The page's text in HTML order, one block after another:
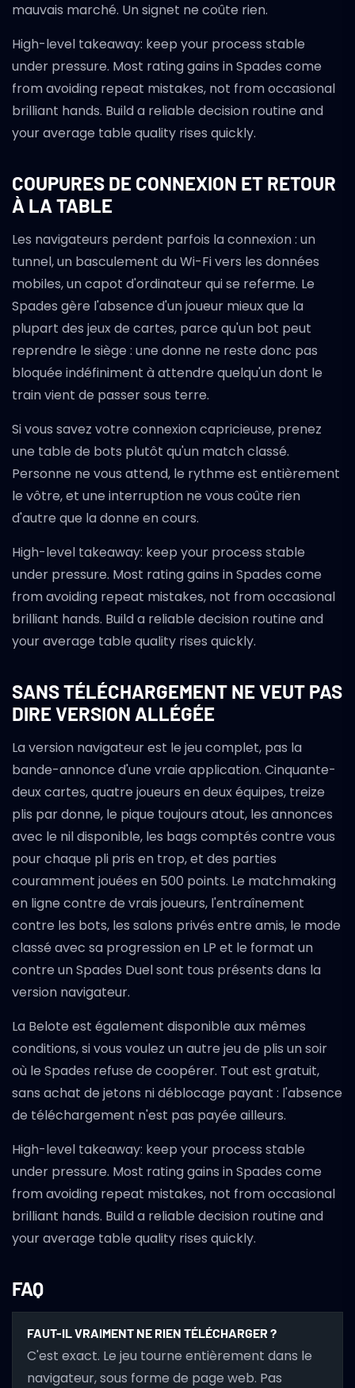
mauvais marché. Un signet ne coûte rien.
High-level takeaway: keep your process stable
under pressure. Most rating gains in Spades come
from avoiding repeat mistakes, not from occasional
brilliant hands. Build a reliable decision routine and
your average table quality rises quickly.
COUPURES DE CONNEXION ET RETOUR
À LA TABLE
Les navigateurs perdent parfois la connexion : un
tunnel, un basculement du Wi-Fi vers les données
mobiles, un capot d'ordinateur qui se referme. Le
Spades gère l'absence d'un joueur mieux que la
plupart des jeux de cartes, parce qu'un bot peut
reprendre le siège : une donne ne reste donc pas
bloquée indéfiniment à attendre quelqu'un dont le
train vient de passer sous terre.
Si vous savez votre connexion capricieuse, prenez
une table de bots plutôt qu'un match classé.
Personne ne vous attend, le rythme est entièrement
le vôtre, et une interruption ne vous coûte rien
d'autre que la donne en cours.
High-level takeaway: keep your process stable
under pressure. Most rating gains in Spades come
from avoiding repeat mistakes, not from occasional
brilliant hands. Build a reliable decision routine and
your average table quality rises quickly.
SANS TÉLÉCHARGEMENT NE VEUT PAS
DIRE VERSION ALLÉGÉE
La version navigateur est le jeu complet, pas la
bande-annonce d'une vraie application. Cinquante-
deux cartes, quatre joueurs en deux équipes, treize
plis par donne, le pique toujours atout, les annonces
avec le nil disponible, les bags comptés contre vous
pour chaque pli pris en trop, et des parties
couramment jouées en 500 points. Le matchmaking
en ligne contre de vrais joueurs, l'entraînement
contre les bots, les salons privés entre amis, le mode
classé avec sa progression en LP et le format un
contre un Spades Duel sont tous présents dans la
version navigateur.
La Belote est également disponible aux mêmes
conditions, si vous voulez un autre jeu de plis un soir
où le Spades refuse de coopérer. Tout est gratuit,
sans achat de jetons ni déblocage payant : l'absence
de téléchargement n'est pas payée ailleurs.
High-level takeaway: keep your process stable
under pressure. Most rating gains in Spades come
from avoiding repeat mistakes, not from occasional
brilliant hands. Build a reliable decision routine and
your average table quality rises quickly.
FAQ
FAUT-IL VRAIMENT NE RIEN TÉLÉCHARGER ?
C'est exact. Le jeu tourne entièrement dans le
navigateur, sous forme de page web. Pas